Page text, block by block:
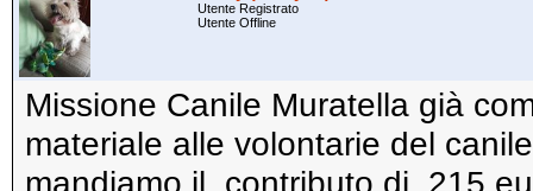
Utente Registrato
Utente Offline
Missione Canile Muratella già
materiale alle volontarie del
mandiamo il contributo di 215